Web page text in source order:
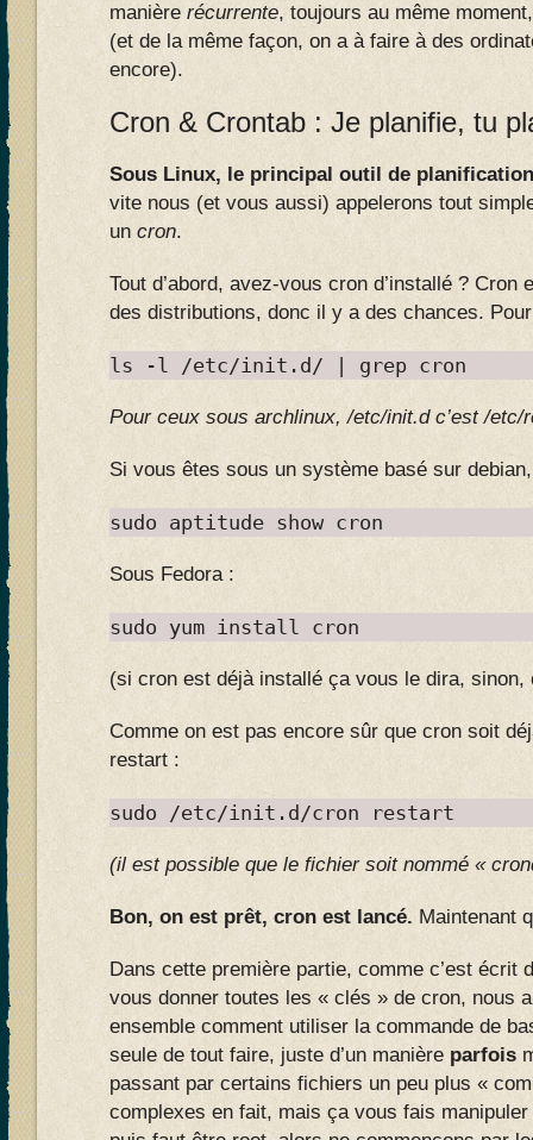
manière récurrente, toujours au même
(et de la même façon, on a à faire à des
encore).
Cron & Crontab : Je planifie, tu
Sous Linux, le principal outil de
vite nous (et vous aussi) appelerons tout
un cron.
Tout d’abord, avez-vous cron d’installé ? Cron
des distributions, donc il y a des chances.
ls -l /etc/init.d/ | grep cron
Pour ceux sous archlinux, /etc/init.d c’est /etc/
Si vous êtes sous un système basé sur
sudo aptitude show cron
Sous Fedora :
sudo yum install cron
(si cron est déjà installé ça vous le dira, sinon,
Comme on est pas encore sûr que cron soit
restart :
sudo /etc/init.d/cron restart
(il est possible que le fichier soit nommé «
Bon, on est prêt, cron est lancé. Maintenant
Dans cette première partie, comme c’est écrit
vous donner toutes les « clés » de cron, nous
ensemble comment utiliser la commande de
seule de tout faire, juste d’un manière parfois
passant par certains fichiers un peu plus «
complexes en fait, mais ça vous fais